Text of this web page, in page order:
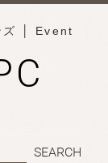
│ Event